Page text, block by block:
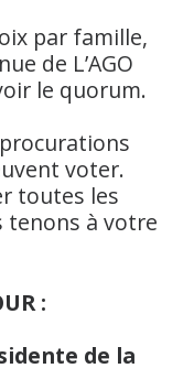
par famille,
de L’AGO
le quorum.
voter.
toutes les
tenons à votre
:
de la